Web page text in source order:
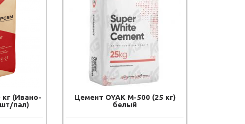
(Ивано-
пал)
Цемент OYAK М-500 (25 кг)
белый